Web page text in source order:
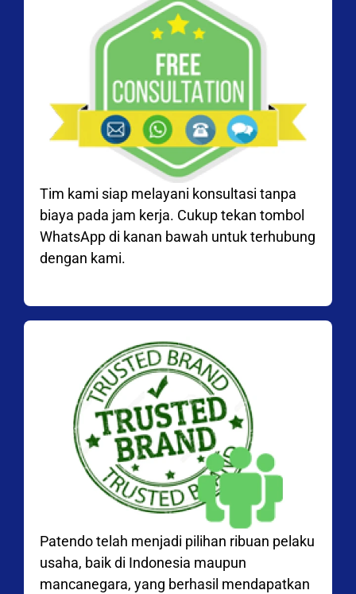
Tim kami siap melayani konsultasi tanpa
biaya pada jam kerja. Cukup tekan tombol
WhatsApp di kanan bawah untuk terhubung
dengan kami.
Patendo telah menjadi pilihan ribuan pelaku
usaha, baik di Indonesia maupun
mancanegara, yang berhasil mendapatkan